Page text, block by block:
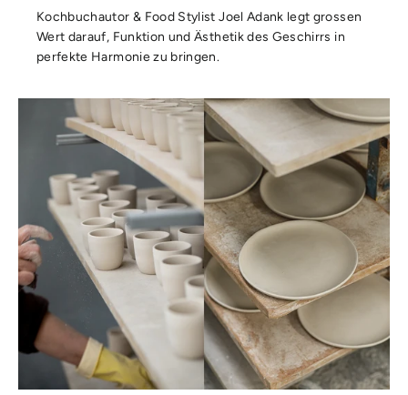
Kochbuchautor & Food Stylist Joel Adank legt grossen
Wert darauf, Funktion und Ästhetik des Geschirrs in
perfekte Harmonie zu bringen.